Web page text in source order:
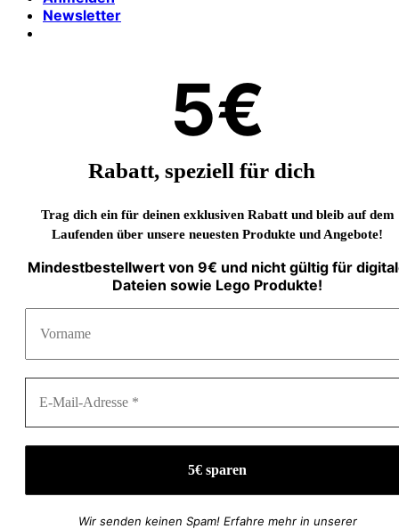
Newsletter
5€
Rabatt, speziell für dich
Trag dich ein für deinen exklusiven Rabatt und bleib auf dem
Laufenden über unsere neuesten Produkte und Angebote!
Mindestbestellwert von 9€ und nicht gültig für
Dateien sowie Lego Produkte!
Wir senden keinen Spam! Erfahre mehr in unserer